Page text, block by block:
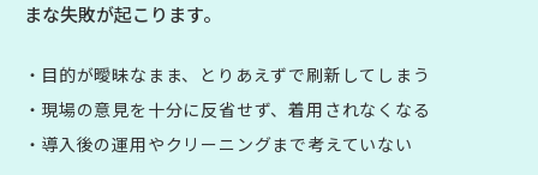
まな失敗が起こります。
目的が曖昧なまま、とりあえずで刷新してしまう
現場の意見を十分に反省せず、着用されなくなる
導入後の運用やクリーニングまで考えていない